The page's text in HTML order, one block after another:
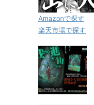
Amazonで探す
楽天市場で探す